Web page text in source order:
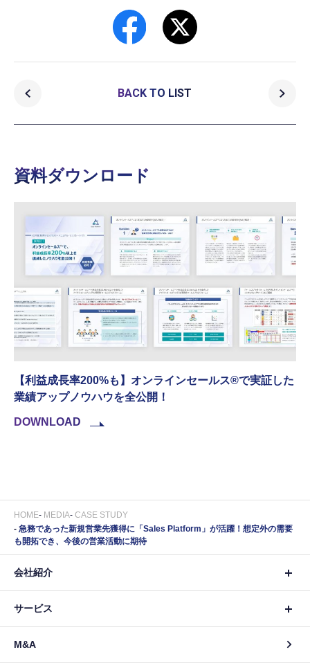
BACK TO LIST
資料ダウンロード
【利益成長率200%も】オンラインセールス®︎で実証した
業績アップノウハウを全公開！
DOWNLOAD
HOME MEDIA CASE STUDY
急務であった新規営業先獲得に「Sales Platform」が活躍！想定外の需要
も開拓でき、今後の営業活動に期待
会社紹介
サービス
M&A